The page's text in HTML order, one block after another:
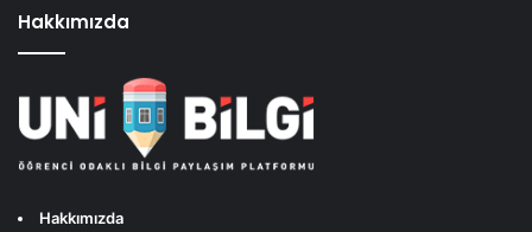
Hakkımızda
Hakkımızda